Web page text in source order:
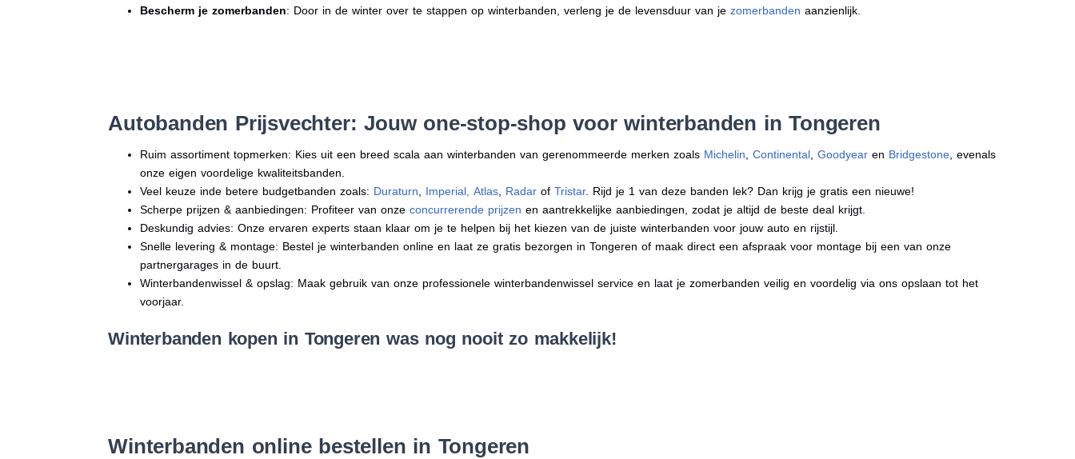
Bescherm je zomerbanden: Door in de winter over te stappen op winterbanden, verleng je de levensduur van jezomerbanden aanzienlijk.
Autobanden Prijsvechter: Jouw one-stop-shop voor winterbanden in Tongeren
Ruim assortiment topmerken: Kies uit een breed scala aan winterbanden van gerenommeerde merken zoals Michelin ,Continental ,Goodyear en Bridgestone , evenals
onze eigen voordelige kwaliteitsbanden.
Veel keuze inde betere budgetbanden zoals: Duraturn Imperial Atlas Radar ofTristar. Rijd je 1 van deze banden lek? Dan krijg je gratis een nieuwe!
Scherpe prijzen & aanbiedingen: Profiteer van onzeconcurrerende prijzen en aantrekkelijke aanbiedingen, zodat je altijd de beste deal krijgt.
Deskundig advies: Onze ervaren experts staan klaar om je te helpen bij het kiezen van de juiste winterbanden voor jouw auto en rijstijl.
Snelle levering & montage: Bestel je winterbanden online en laat ze gratis bezorgen in Tongeren of maak direct een afspraak voor montage bij een van onze
partnergarages in de buurt.
Winterbandenwissel & opslag: Maak gebruik van onze professionele winterbandenwissel service en laat je zomerbanden veilig en voordelig via ons opslaan tot het
voorjaar.
Winterbanden kopen in Tongeren was nog nooit zo makkelijk!
Winterbanden online bestellen in Tongeren